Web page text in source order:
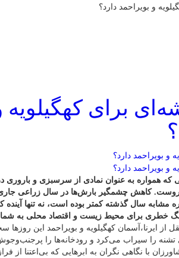
و بویراحمد دارد؟
برای کهگیلویه
که همواره به عنوان نمادی از سرسبزی و باروری
کاهش چشمگیر بارش‌ها در سال زراعی
به دوره مشابه سال گذشته کمتر بوده است، نه تنها
زنگ خطری برای محیط زیست و اقتصاد محلی به
از ایرنا،آسمان کهگیلویه و بویراحمد این روزها
تشنه را سیراب می‌کرد و رودخانه‌ها را
با نگاهی نگران به ابرهایی که بی‌اعتنا از